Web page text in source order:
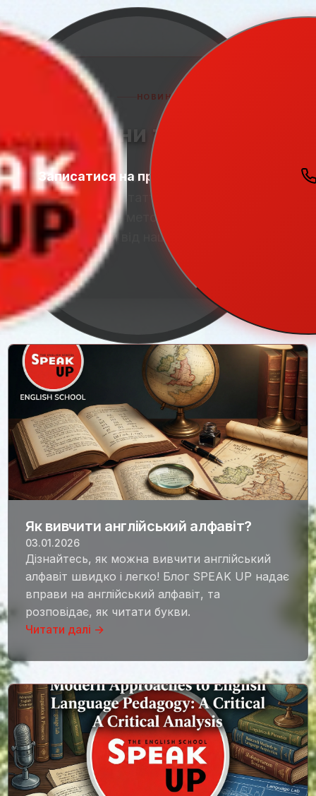
Записатися на пробний урок
Student
Zone
НОВИНИ
Новини та статті
Актуальні новини школи Speak Up,
корисні статті про вивчення
англійської, методики навчання та
поради від наших експертів
Як вивчити англійський алфавіт?
03.01.2026
Дізнайтесь, як можна вивчити англійський
алфавіт швидко і легко! Блог SPEAK UP надає
вправи на англійський алфавіт, та
розповідає, як читати букви.
Читати далі →